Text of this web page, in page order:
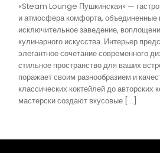
«Steam Lounge Пушкинская» —
и атмосфера комфорта, объединенные
исключительное заведение,
кулинарного искусства. Интерьер
элегантное сочетание современного
стильное пространство для ваших
поражает своим разнообразием и
классических коктейлей до
мастерски создают вкусовые […]